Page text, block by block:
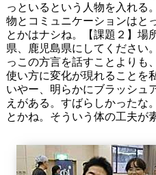
っといるという人物を入れる
物とコミュニケーションはと
とかはナシね。【課題２】場
県、鹿児島県にしてください
っこの方言を話すことよりも
使い方に変化が現れることを
いやー、明らかにブラッシュ
えがある。すばらしかったな
とかね。そういう体の工夫が